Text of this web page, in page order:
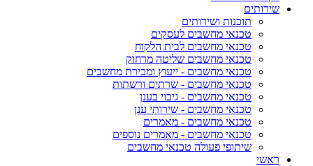
שירותים
תוכנות ושירותים
טכנאי מחשבים לעסקים
טכנאי מחשבים לבית הלקוח
טכנאי מחשבים שליטה מרחוק
טכנאי מחשבים - ייעוץ ומכירת מחשבים
טכנאי מחשבים - שרתים ורשתות
טכנאי מחשבים - גיבוי בענן
טכנאי מחשבים - שירותי ענן
טכנאי מחשבים - מאמרים
טכנאי מחשבים - מאמרים נוספים
שיתופי פעולה טכנאי מחשבים
ראשי